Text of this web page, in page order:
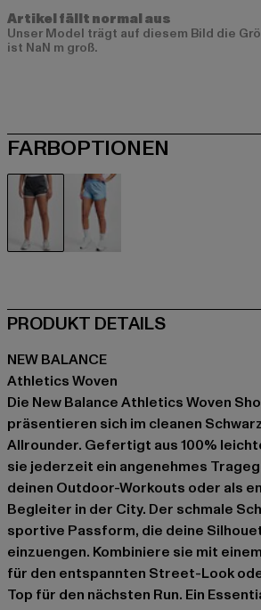
Artikel fällt normal aus
Unser Model trägt auf diesem Bild die
ist NaN m groß.
FARBOPTIONEN
PRODUKT DETAILS
NEW BALANCE
Athletics Woven
Die New Balance Athletics Woven
präsentieren sich im cleanen
Allrounder. Gefertigt aus 100%
sie jederzeit ein angenehmes
deinen Outdoor-Workouts oder als
Begleiter in der City. Der schmale
sportive Passform, die deine
einzuengen. Kombiniere sie mit
für den entspannten Street-Look
Top für den nächsten Run. Ein